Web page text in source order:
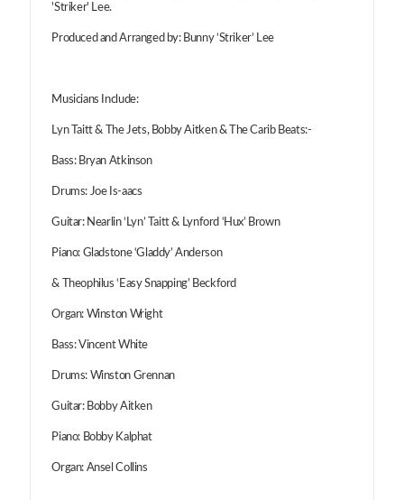
'Striker' Lee.
Produced and Arranged by: Bunny ‘Striker’ Lee
Musicians Include:
Lyn Taitt & The Jets, Bobby Aitken & The Carib Beats:-
Bass: Bryan Atkinson
Drums: Joe Is-aacs
Guitar: Nearlin ‘Lyn’ Taitt & Lynford ‘Hux’ Brown
Piano: Gladstone ‘Gladdy’ Anderson
& Theophilus ‘Easy Snapping’ Beckford
Organ: Winston Wright
Bass: Vincent White
Drums: Winston Grennan
Guitar: Bobby Aitken
Piano: Bobby Kalphat
Organ: Ansel Collins